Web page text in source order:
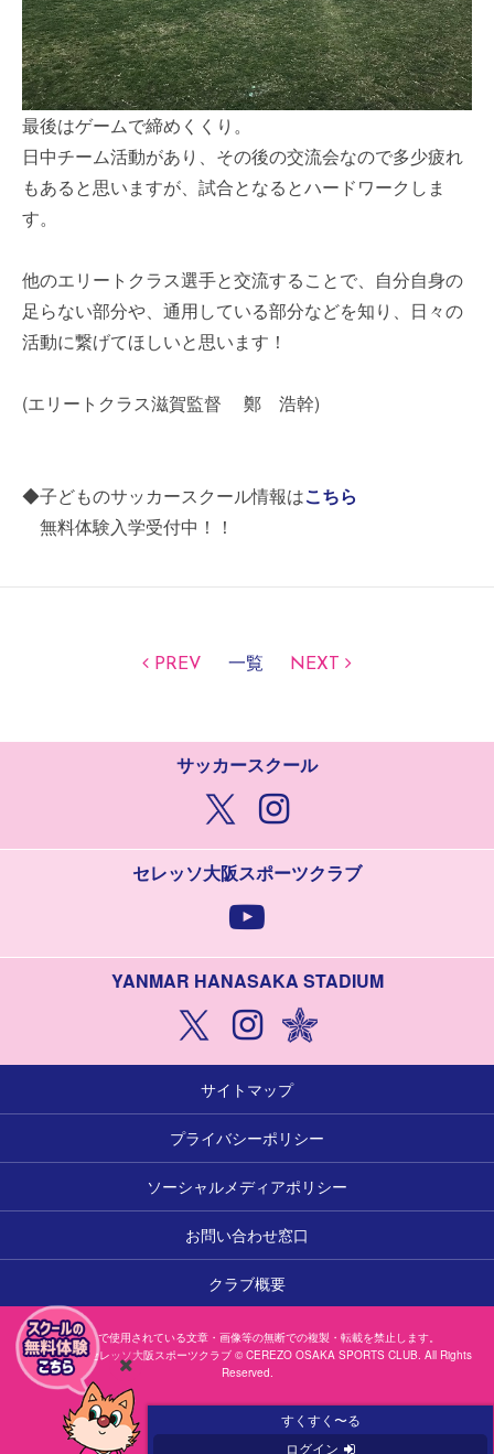
最後はゲームで締めくくり。
日中チーム活動があり、その後の交流会なので多少疲れ
もあると思いますが、試合となるとハードワークしま
す。
他のエリートクラス選手と交流することで、自分自身の
足らない部分や、通用している部分などを知り、日々の
活動に繋げてほしいと思います！
(エリートクラス滋賀監督 鄭 浩幹)
◆子どものサッカースクール情報はこちら
無料体験入学受付中！！
PREV 一覧 NEXT
サッカースクール
セレッソ大阪スポーツクラブ
YANMAR HANASAKA STADIUM
サイトマップ
プライバシーポリシー
ソーシャルメディアポリシー
お問い合わせ窓口
クラブ概要
本サイトで使用されている文章・画像等の無断での複製・転載を禁止します。
一般社団法人セレッソ大阪スポーツクラブ © CEREZO OSAKA SPORTS CLUB. All Rights
Reserved.
閉
じ
すくすく〜る
ログイン